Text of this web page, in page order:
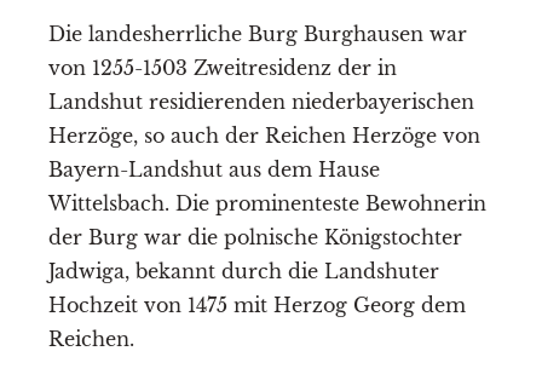
Die landesherrliche Burg Burghausen war
von 1255-1503 Zweitresidenz der in
Landshut residierenden niederbayerischen
Herzöge, so auch der Reichen Herzöge von
Bayern-Landshut aus dem Hause
Wittelsbach. Die prominenteste Bewohnerin
der Burg war die polnische Königstochter
Jadwiga, bekannt durch die Landshuter
Hochzeit von 1475 mit Herzog Georg dem
Reichen.